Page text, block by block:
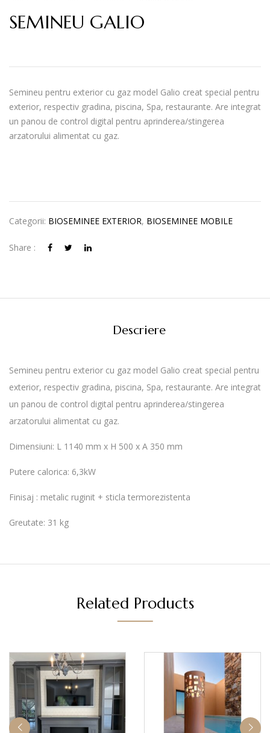
SEMINEU GALIO
Semineu pentru exterior cu gaz model Galio creat special pentru
exterior, respectiv gradina, piscina, Spa, restaurante. Are integrat
un panou de control digital pentru aprinderea/stingerea
arzatorului alimentat cu gaz.
Categorii: BIOSEMINEE EXTERIOR, BIOSEMINEE MOBILE
Share :
Descriere
Semineu pentru exterior cu gaz model Galio creat special pentru
exterior, respectiv gradina, piscina, Spa, restaurante. Are integrat
un panou de control digital pentru aprinderea/stingerea
arzatorului alimentat cu gaz.
Dimensiuni: L 1140 mm x H 500 x A 350 mm
Putere calorica: 6,3kW
Finisaj : metalic ruginit + sticla termorezistenta
Greutate: 31 kg
Related Products